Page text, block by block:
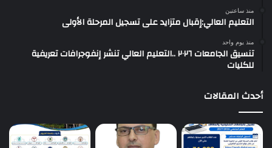
منذ ساعتين
التعليم العالي:إقبال متزايد على تسجيل المرحلة الأولى
منذ يوم واحد
تنسيق الجامعات ٢٠٢٦ ..التعليم العالي تنشر إنفوجرافات تعريفية
للكليات
أحدث المقالات